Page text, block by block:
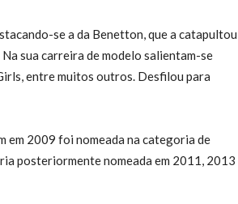
se a da Benetton, que a catapultou
sua carreira de modelo salientam-se
entre muitos outros. Desfilou para
em 2009 foi nomeada na categoria de
posteriormente nomeada em 2011, 2013